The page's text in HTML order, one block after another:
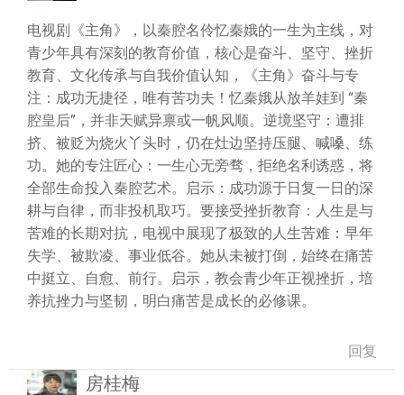
电视剧《主角》，以秦腔名伶忆秦娥的一生为主线，对
青少年具有深刻的教育价值，核心是奋斗、坚守、挫折
教育、文化传承与自我价值认知，《主角》奋斗与专
注：成功无捷径，唯有苦功夫！忆秦娥从放羊娃到 “秦
腔皇后”，并非天赋异禀或一帆风顺。逆境坚守：遭排
挤、被贬为烧火丫头时，仍在灶边坚持压腿、喊嗓、练
功。她的专注匠心：一生心无旁骛，拒绝名利诱惑，将
全部生命投入秦腔艺术。启示：成功源于日复一日的深
耕与自律，而非投机取巧。要接受挫折教育：人生是与
苦难的长期对抗，电视中展现了极致的人生苦难：早年
失学、被欺凌、事业低谷。她从未被打倒，始终在痛苦
中挺立、自愈、前行。启示，教会青少年正视挫折，培
养抗挫力与坚韧，明白痛苦是成长的必修课。
回复
房桂梅